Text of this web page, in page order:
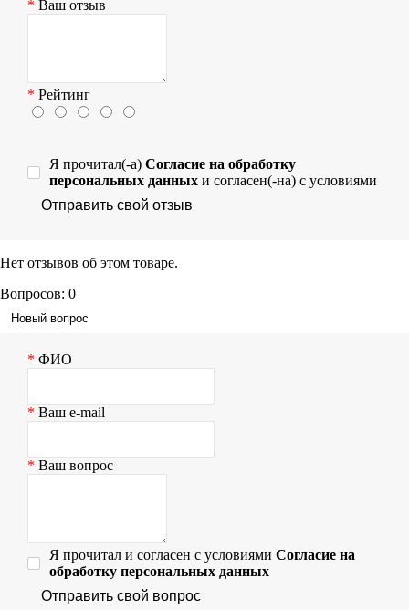
Ваш отзыв
Рейтинг
Я прочитал(-а) Согласие на обработку
персональных данных и согласен(-на) с условиями
Отправить свой отзыв
Нет отзывов об этом товаре.
Вопросов: 0
Новый вопрос
ФИО
Ваш e-mail
Ваш вопрос
Я прочитал и согласен с условиями Согласие на
обработку персональных данных
Отправить свой вопрос